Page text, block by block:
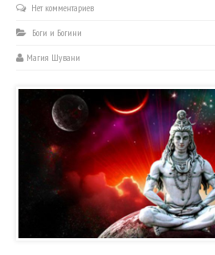
Нет комментариев
Боги и Богини
Магия Шувани